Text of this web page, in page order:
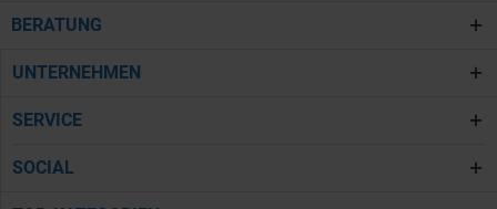
BERATUNG
UNTERNEHMEN
SERVICE
SOCIAL